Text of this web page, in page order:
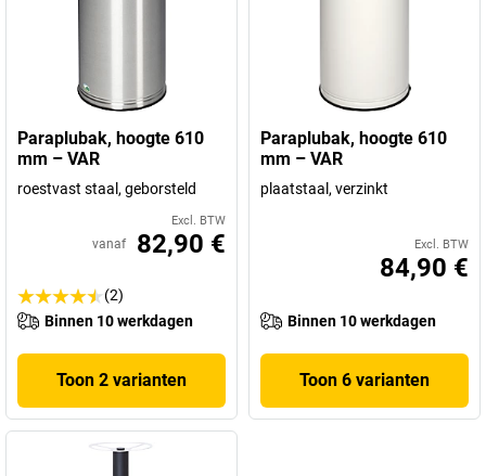
Paraplubak, hoogte 610
mm – VAR
roestvast staal, geborsteld
Excl. BTW
vanaf 82,90 €
(2)
Binnen 10 werkdagen
Toon 2 varianten
Paraplubak, hoogte 610
mm – VAR
plaatstaal, verzinkt
Excl. BTW
84,90 €
Binnen 10 werkdagen
Toon 6 varianten